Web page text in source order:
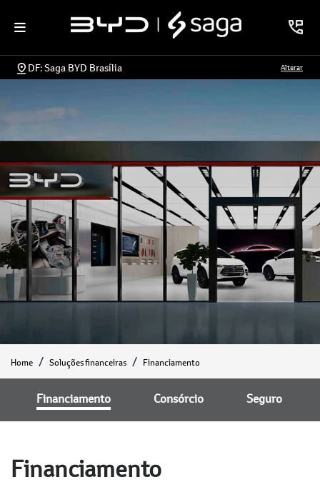
DF: Saga BYD Brasília Alterar
Home Soluções financeiras Financiamento
Consórcio
Financiamento Seguro
Financiamento